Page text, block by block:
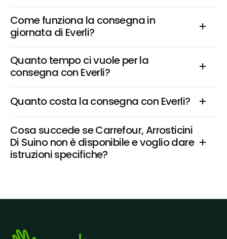
Come funziona la consegna in
giornata di Everli?
Quanto tempo ci vuole per la
consegna con Everli?
Quanto costa la consegna con Everli?
Cosa succede se Carrefour, Arrosticini
Di Suino non è disponibile e voglio dare
istruzioni specifiche?